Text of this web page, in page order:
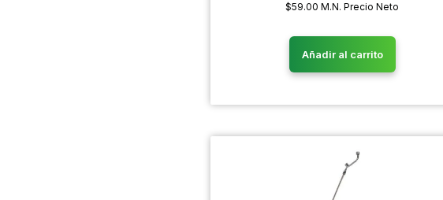
$59.00 M.N. Precio Neto
Añadir al carrito